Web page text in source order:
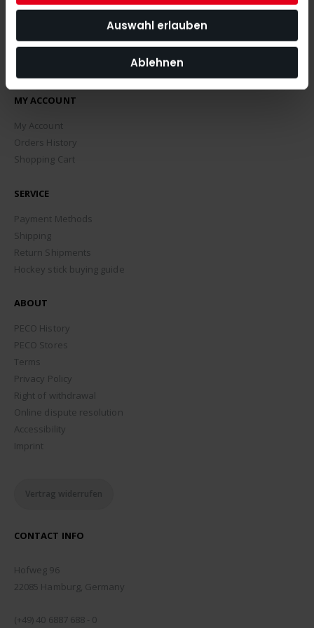
Auswahl erlauben
Ablehnen
MY ACCOUNT
My Account
Orders History
Shopping Cart
SERVICE
Payment Methods
Shipping
Return Shipments
Hockey stick buying guide
ABOUT
PECO History
PECO Stores
Terms
Privacy Policy
Right of withdrawal
Online dispute resolution
Accessibility
Imprint
Vertrag widerrufen
CONTACT INFO
Hofweg 96
22085 Hamburg, Germany
(+49) 40 6887 688 - 0